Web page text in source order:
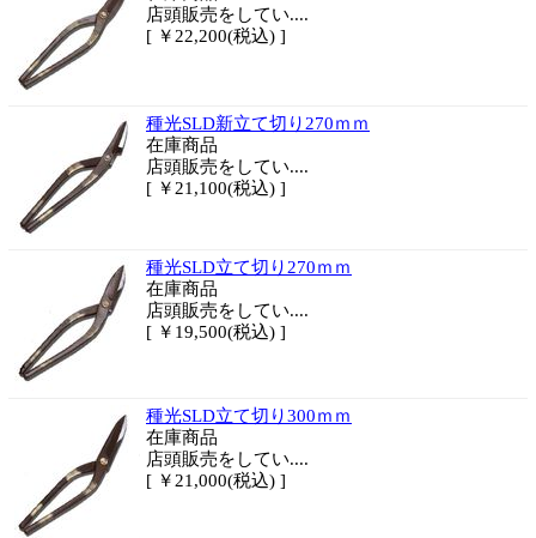
店頭販売をしてい....
[ ￥22,200(税込) ]
種光SLD新立て切り270ｍｍ
在庫商品
店頭販売をしてい....
[ ￥21,100(税込) ]
種光SLD立て切り270ｍｍ
在庫商品
店頭販売をしてい....
[ ￥19,500(税込) ]
種光SLD立て切り300ｍｍ
在庫商品
店頭販売をしてい....
[ ￥21,000(税込) ]